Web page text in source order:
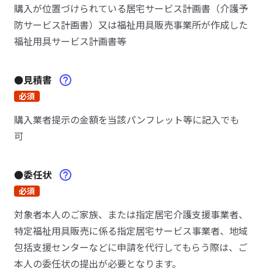
購入が位置づけられている居宅サービス計画書（介護予
防サービス計画書）又は福祉用具販売事業所が作成した
福祉用具サービス計画書等
●見積書
必須
購入業者提示の金額を当該パンフレット等に記入でも
可
●委任状
必須
対象者本人のご家族、または指定居宅介護支援事業者、
特定福祉用具販売に係る指定居宅サービス事業者、地域
包括支援センターなどに申請を代行してもらう際は、ご
本人の委任状の提出が必要となります。